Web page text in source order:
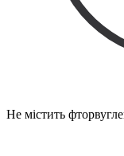
Не містить